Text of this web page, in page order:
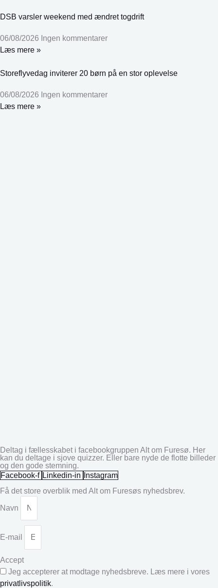
DSB varsler weekend med ændret togdrift
06/08/2026 Ingen kommentarer
Læs mere »
Storeflyvedag inviterer 20 børn på en stor oplevelse
06/08/2026 Ingen kommentarer
Læs mere »
Deltag i fællesskabet i facebookgruppen Alt om Furesø. Her
kan du deltage i sjove quizzer. Eller bare nyde de flotte billeder
og den gode stemning.
Facebook-f Linkedin-in
Instagram
Få det store overblik med Alt om Furesøs nyhedsbrev.
Navn
E-mail
Accept
Jeg accepterer at modtage nyhedsbreve. Læs mere i vores
privatlivspolitik.